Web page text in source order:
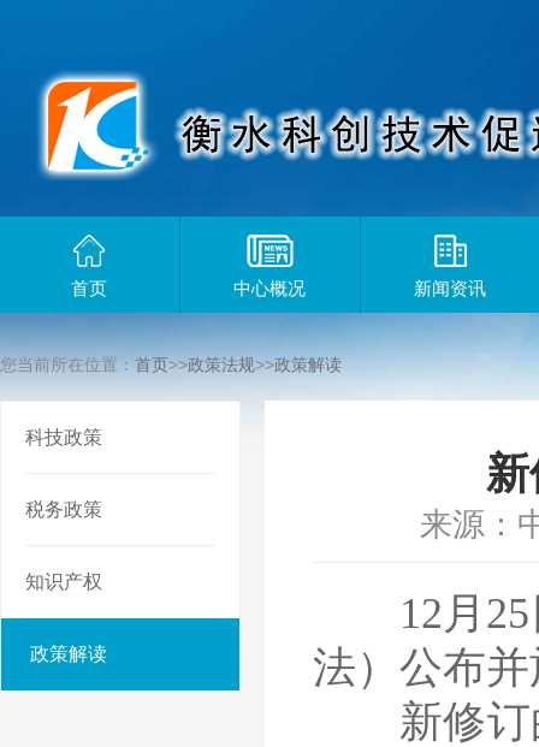
首页 中心概况 新闻资讯
您当前所在位置： 首页>>政策法规>>政策解读
科技政策
税务政策
知识产权
政策解读
来源：
12月25
法）公布
新修订的